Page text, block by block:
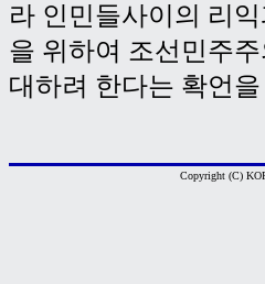
라 인민들사이의 리
을 위하여 조선민주
대하려 한다는 확언
Copyright (C)